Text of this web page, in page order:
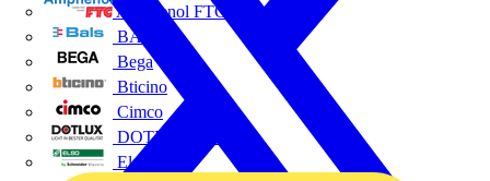
Amphenol FTG
BALS
Bega
Bticino
Cimco
DOTLUX GmbH
Elso